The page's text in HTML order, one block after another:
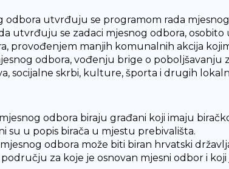
odbora utvrđuju se programom rada
utvrđuju se zadaci mjesnog odbora,
provođenjem manjih komunalnih akcija
odbora, vođenju brige o poboljšavanju
socijalne skrbi, kulture, športa i drugih
odbora biraju građani koji imaju
su u popis birača u mjestu prebivališta.
odbora može biti biran hrvatski
za koje je osnovan mjesni odbor i